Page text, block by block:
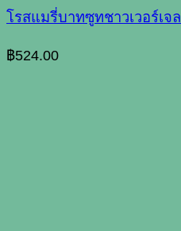
โรสแมรี่บาทซูทชาวเวอร์เจล
฿524.00